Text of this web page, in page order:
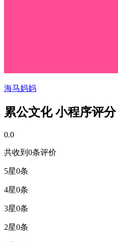
海马妈妈
累公文化 小程序评分
0.0
共收到0条评价
5星0条
4星0条
3星0条
2星0条